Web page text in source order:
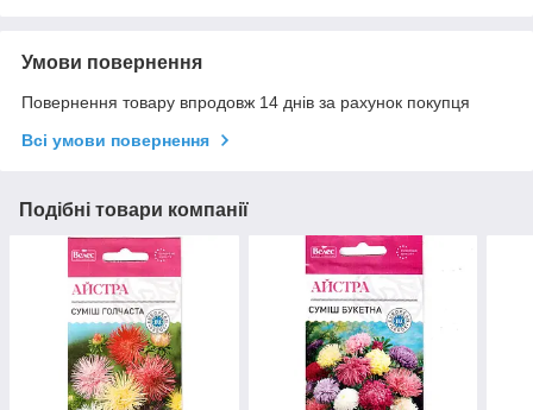
Умови повернення
Повернення товару впродовж 14 днів за рахунок покупця
Всі умови повернення
Подібні товари компанії